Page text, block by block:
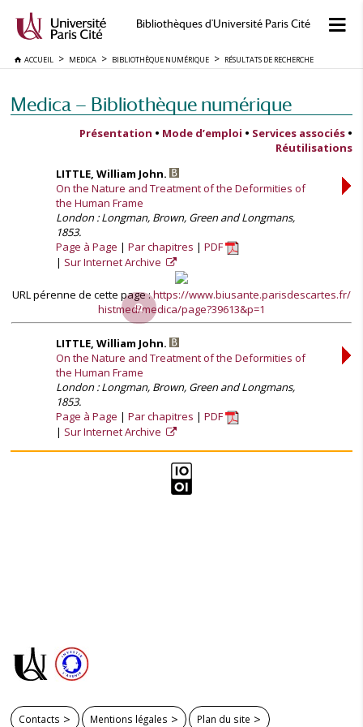
Bibliothèques d'Université Paris Cité
ACCUEIL MEDICA BIBLIOTHÈQUE NUMÉRIQUE RÉSULTATS DE RECHERCHE
Medica — Bibliothèque numérique
Présentation • Mode d’emploi • Services associés •
Réutilisations
LITTLE, William John.
On the Nature and Treatment of the Deformities of
the Human Frame
London : Longman, Brown, Green and Longmans,
1853.
Page à Page
Par chapitres
PDF
Sur Internet Archive
URL pérenne de cette page :https://www.biusante.parisdescartes.fr/
histmed/medica/page?39613&p=1
LITTLE, William John.
On the Nature and Treatment of the Deformities of
the Human Frame
London : Longman, Brown, Green and Longmans,
1853.
Page à Page
Par chapitres
PDF
Sur Internet Archive
Contacts Mentions légales Plan du site